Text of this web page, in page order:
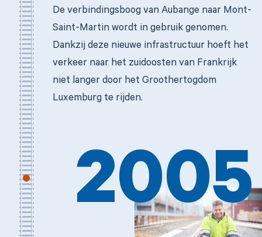
De verbindingsboog van Aubange naar Mont-
Saint-Martin wordt in gebruik genomen.
Dankzij deze nieuwe infrastructuur hoeft het
verkeer naar het zuidoosten van Frankrijk
niet langer door het Groothertogdom
Luxemburg te rijden.
2005